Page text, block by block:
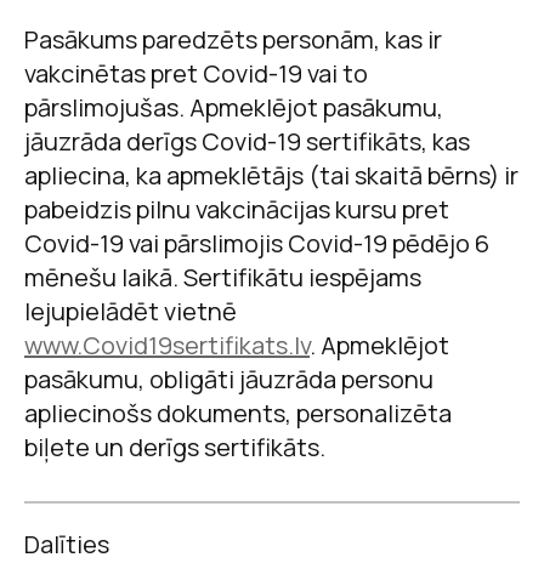
Pasākums paredzēts personām, kas ir
vakcinētas pret Covid-19 vai to
pārslimojušas. Apmeklējot pasākumu,
jāuzrāda derīgs Covid-19 sertifikāts, kas
apliecina, ka apmeklētājs (tai skaitā bērns) ir
pabeidzis pilnu vakcinācijas kursu pret
Covid-19 vai pārslimojis Covid-19 pēdējo 6
mēnešu laikā. Sertifikātu iespējams
lejupielādēt vietnē
www.Covid19sertifikats.lv. Apmeklējot
pasākumu, obligāti jāuzrāda personu
apliecinošs dokuments, personalizēta
biļete un derīgs sertifikāts.
Dalīties